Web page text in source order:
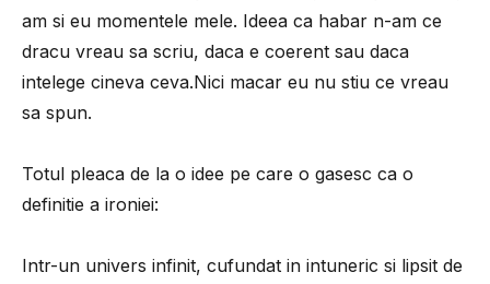
am si eu momentele mele. Ideea ca habar n-am ce
dracu vreau sa scriu, daca e coerent sau daca
intelege cineva ceva.Nici macar eu nu stiu ce vreau
sa spun.
Totul pleaca de la o idee pe care o gasesc ca o
definitie a ironiei:
Intr-un univers infinit, cufundat in intuneric si lipsit de